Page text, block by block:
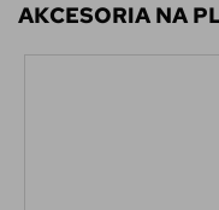
AKCESORIA NA